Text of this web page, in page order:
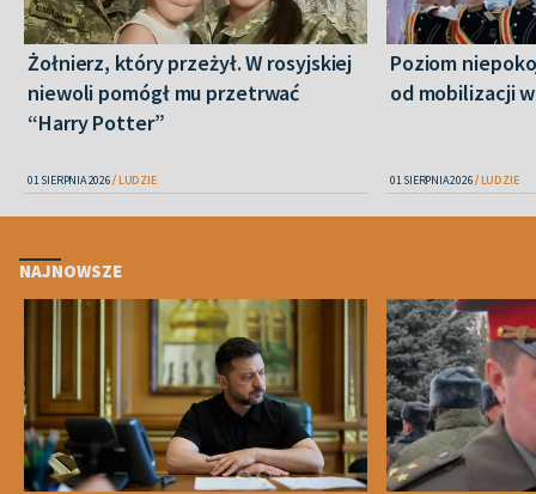
Żołnierz, który przeżył. W rosyjskiej
niewoli pomógł mu przetrwać
“Harry Potter”
01 SIERPNIA 2026 LUDZIE
Poziom
od mobilizacji
01 SIERPNIA 2026 LUDZIE
NAJNOWSZE